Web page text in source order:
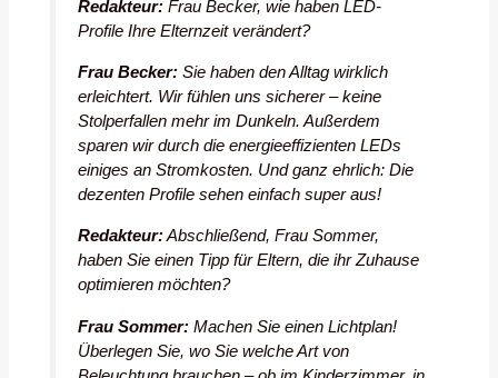
Redakteur:Frau Becker, wie haben LED-
Profile Ihre Elternzeit verändert?
Frau Becker:Sie haben den Alltag wirklich
erleichtert. Wir fühlen uns sicherer – keine
Stolperfallen mehr im Dunkeln. Außerdem
sparen wir durch die energieeffizienten LEDs
einiges an Stromkosten. Und ganz ehrlich: Die
dezenten Profile sehen einfach super aus!
Redakteur:Abschließend, Frau Sommer,
haben Sie einen Tipp für Eltern, die ihr Zuhause
optimieren möchten?
Frau Sommer:Machen Sie einen Lichtplan!
Überlegen Sie, wo Sie welche Art von